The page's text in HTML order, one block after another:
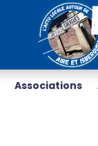
Associations